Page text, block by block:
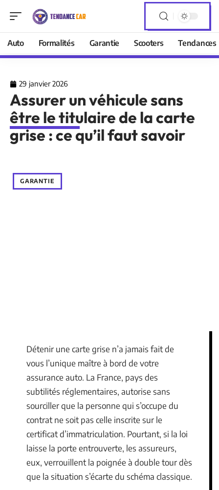
Auto Formalités Garantie Scooters Tendances
29 janvier 2026
Assurer un véhicule sans
être le titulaire de la carte
grise : ce qu’il faut savoir
GARANTIE
Détenir une carte grise n’a jamais fait de
vous l’unique maître à bord de votre
assurance auto. La France, pays des
subtilités réglementaires, autorise sans
sourciller que la personne qui s’occupe du
contrat ne soit pas celle inscrite sur le
certificat d’immatriculation. Pourtant, si la loi
laisse la porte entrouverte, les assureurs,
eux, verrouillent la poignée à double tour dès
que la situation s’écarte du schéma classique.